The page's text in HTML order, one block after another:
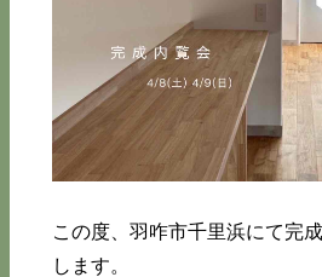
この度、羽咋市千里浜にて完
します。